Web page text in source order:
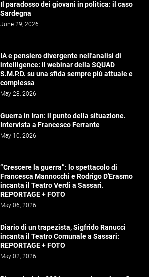
Il paradosso dei giovani in politica: il caso
Sardegna
June 29, 2026
IA e pensiero divergente nell'analisi di
intelligence: il webinar della SQUAD
S.M.P.D. su una sfida sempre più attuale e
complessa
May 28, 2026
Guerra in Iran: il punto della situazione.
Intervista a Francesco Ferrante
May 10, 2026
“Crescere la guerra”: lo spettacolo di
Francesca Mannocchi e Rodrigo D'Erasmo
incanta il Teatro Verdi a Sassari.
REPORTAGE + FOTO
May 06, 2026
Diario di un trapezista, Sigfrido Ranucci
incanta il Teatro Comunale a Sassari:
REPORTAGE + FOTO
May 02, 2026